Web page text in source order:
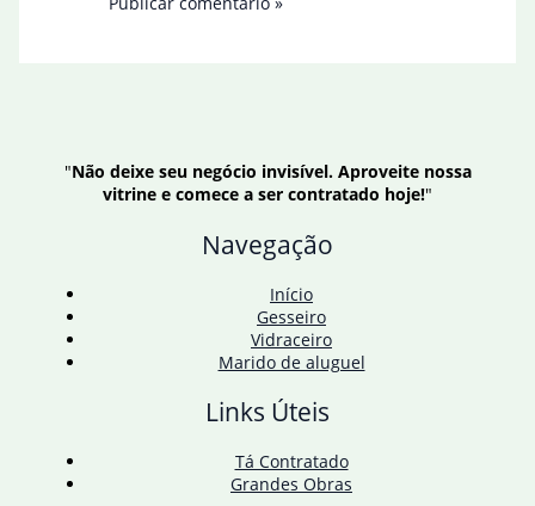
"Não deixe seu negócio invisível. Aproveite nossa
vitrine e comece a ser contratado hoje!"
Navegação
Início
Gesseiro
Vidraceiro
Marido de aluguel
Links Úteis
Tá Contratado
Grandes Obras